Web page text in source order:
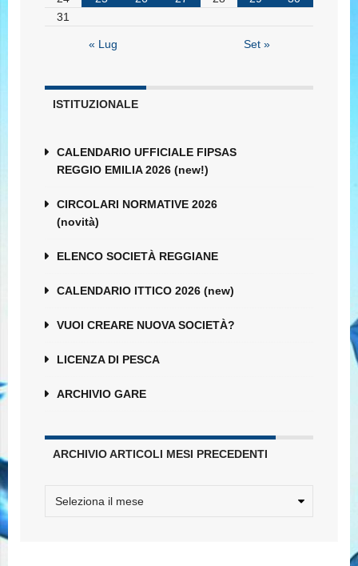
31
« Lug Set »
ISTITUZIONALE
CALENDARIO UFFICIALE FIPSAS
REGGIO EMILIA 2026 (new!)
CIRCOLARI NORMATIVE 2026
(novità)
ELENCO SOCIETÀ REGGIANE
CALENDARIO ITTICO 2026 (new)
VUOI CREARE NUOVA SOCIETÀ?
LICENZA DI PESCA
ARCHIVIO GARE
ARCHIVIO ARTICOLI MESI PRECEDENTI